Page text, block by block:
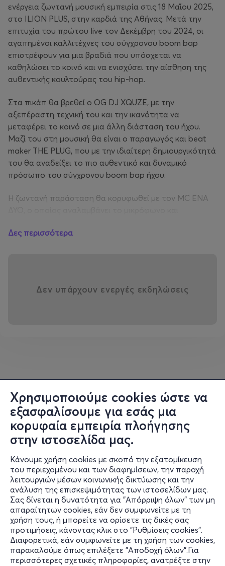
Χρησιμοποιούμε cookies ώστε να
εξασφαλίσουμε για εσάς μια
κορυφαία εμπειρία πλοήγησης
στην ιστοσελίδα μας.
Κάνουμε χρήση cookies με σκοπό την εξατομίκευση
του περιεχομένου και των διαφημίσεων, την παροχή
λειτουργιών μέσων κοινωνικής δικτύωσης και την
ανάλυση της επισκεψιμότητας των ιστοσελίδων μας.
Σας δίνεται η δυνατότητα για "Απόρριψη όλων" των μη
απαραίτητων cookies, εάν δεν συμφωνείτε με τη
χρήση τους, ή μπορείτε να ορίσετε τις δικές σας
προτιμήσεις, κάνοντας κλικ στο "Ρυθμίσεις cookies".
Διαφορετικά, εάν συμφωνείτε με τη χρήση των cookies,
παρακαλούμε όπως επιλέξετε "Αποδοχή όλων".Για
περισσότερες σχετικές πληροφορίες, ανατρέξτε στην
ενέργεια ζωντανή μουσική εμπειρία στις 18 Μαΐου 2025,
στο ILION PLUS, στην καρδιά της Αθήνας. Μετά την
επιτυχία του πρώτου live τον Δεκέμβρη του 2024, οι
αγαπημένοι καλλιτέχνες του σύγχρονου boom bap
επιστρέφουν για μια βραδιά που υπόσχεται να
καθηλώσει το κοινό και να ενισχύσει την αίσθηση της
αυθεντικής κουλτούρας του hip-hop.
Στα πικάπ θα βρεθεί ο OG DJ XQUZE, με την
αξεπέραστη τεχνική του και την ικανότητα να
μεταφέρει το κοινό σε μια άλλη διάσταση του ήχου.
Μαζί του στη μουσική θα είναι ο παραγωγός και beat
maker THE PLUG, που με την ιδιαίτερη δημιουργικότητά
του θα αναδείξει το πιο αυθεντικό και δυναμικό
πρόσωπο του σύγχρονου boom bap ήχου.
Η ζωντανή παράσταση θα κορυφωθεί με τον MC ΕΝΑ
προσφέροντας μια μοναδική εμπειρία που σφύζει από
αναδεικνύουν την εξέλιξή του μέσα από τη σύγχρονη
έναν μοναδικό συνδυασμό ήχου, γεύσης και
ατμόσφαιρας. Μια εμπειρία που αναμένεται να μείνει
αξέχαστη και να καθορίσει την έννοια της αυθεντικής
κουλτούρας του hip-hop στην Αθήνα.
Μην το χάσετε! Ζήστε τη μαγεία του “ΚΑΠΟΙΟΣ ΗΡΘΕ
ΝΑ ΡΑΠΑΡΕΙ” και ανακαλύψτε την ενέργεια που
αναβλύζει από το μικρόφωνο , το MPC και την
κουλτούρα τουυ HIP HOP στην πιο αυθεντική της
μορφή.
Πληροφορίες εκδήλωσης:
Ημερομηνία: Κυριακή 18 Μαΐου 2025
Χώρος: ILION PLUS, Αθήνα
Ώρα έναρξης: 20:30
Δες περισσότερα
Δεν υπάρχουν ενεργές εκδηλώσεις
Πληροφορίες
Υποστήριξη
Stay Connected